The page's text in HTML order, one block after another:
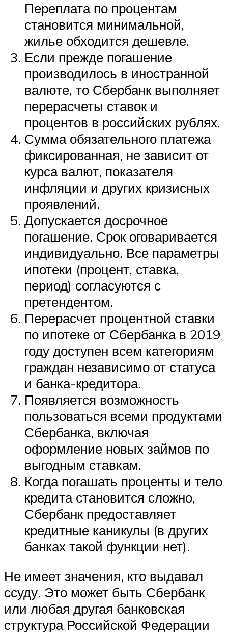
Переплата по процентам
становится минимальной,
жилье обходится дешевле.
Если прежде погашение
производилось в иностранной
валюте, то Сбербанк выполняет
перерасчеты ставок и
процентов в российских рублях.
Сумма обязательного платежа
фиксированная, не зависит от
курса валют, показателя
инфляции и других кризисных
проявлений.
Допускается досрочное
погашение. Срок оговаривается
индивидуально. Все параметры
ипотеки (процент, ставка,
период) согласуются с
претендентом.
Перерасчет процентной ставки
по ипотеке от Сбербанка в 2019
году доступен всем категориям
граждан независимо от статуса
и банка-кредитора.
Появляется возможность
пользоваться всеми продуктами
Сбербанка, включая
оформление новых займов по
выгодным ставкам.
Когда погашать проценты и тело
кредита становится сложно,
Сбербанк предоставляет
кредитные каникулы (в других
банках такой функции нет).
Не имеет значения, кто выдавал
ссуду. Это может быть Сбербанк
или любая другая банковская
структура Российской Федерации